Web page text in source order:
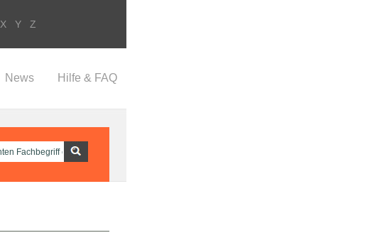
X Y Z
News Hilfe & FAQ